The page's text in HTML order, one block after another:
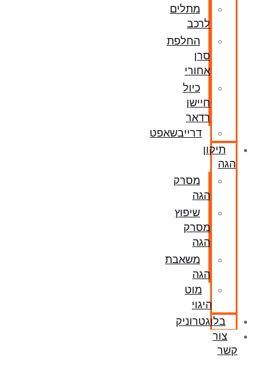
מתלים
לרכב
החלפת
סרן
אחורי
כיול
חיישן
רדאר
דרייבשאפט
תיקון
הגה
מסרק
הגה
שיפוץ
מסרק
הגה
משאבת
הגה
מוט
היגוי
בלוגטרוניק
צור
קשר